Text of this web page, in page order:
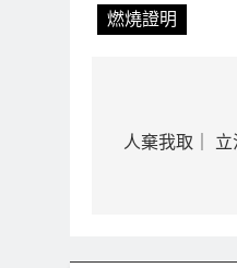
燃燒證明
章
人棄我取｜